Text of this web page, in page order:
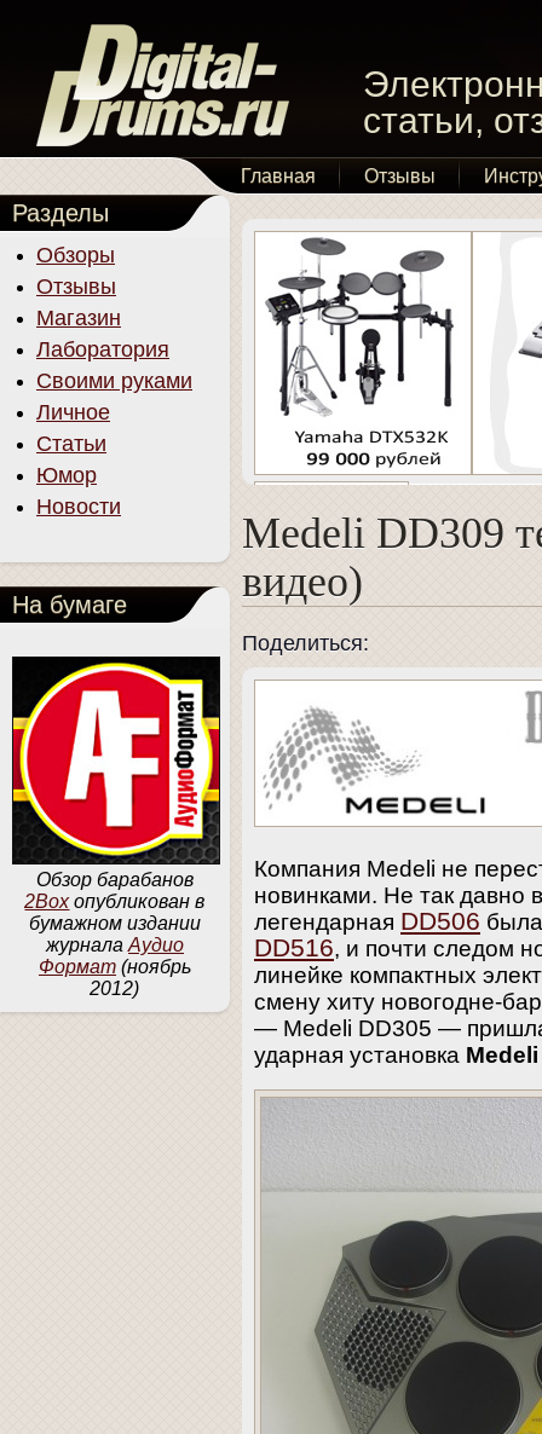
статьи,
Главная Отзывы
Medeli DD309
видео)
Поделиться:
Компания Medeli не
новинками. Не так давно
легендарная DD506
DD516, и почти следом
линейке компактных
смену хиту новогодне-
— Medeli DD305 —
ударная установка
Разделы
Обзоры
Отзывы
Магазин
Лаборатория
Своими руками
Личное
Статьи
Юмор
Новости
На бумаге
Обзор барабанов
2Boxопубликован в
бумажном издании
журнала Аудио
Формат (ноябрь
2012)